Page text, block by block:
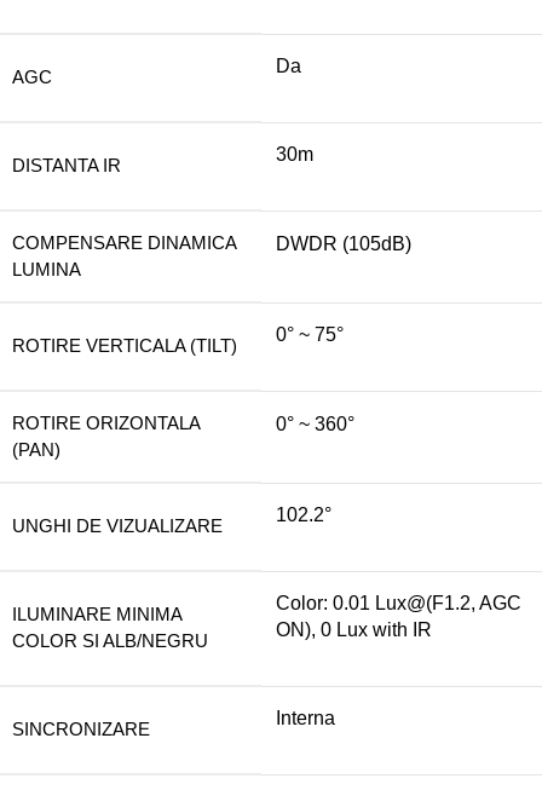
AGC
Da
DISTANTA IR
30m
COMPENSARE DINAMICA
LUMINA
DWDR (105dB)
ROTIRE VERTICALA (TILT)
0° ~ 75°
ROTIRE ORIZONTALA
(PAN)
0° ~ 360°
UNGHI DE VIZUALIZARE
102.2°
ILUMINARE MINIMA
COLOR SI ALB/NEGRU
Color: 0.01 Lux@(F1.2, AGC
ON), 0 Lux with IR
SINCRONIZARE
Interna